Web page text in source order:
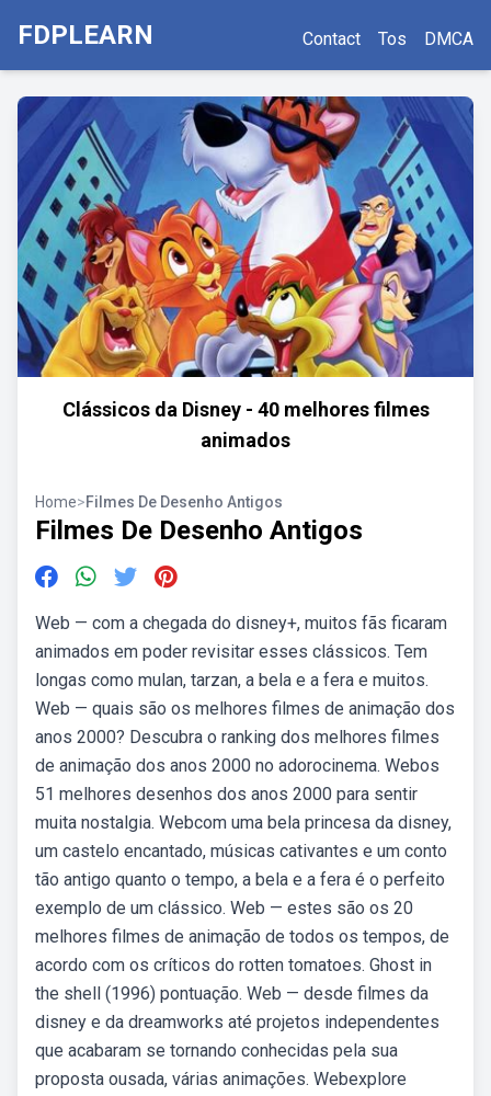
FDPLEARN Contact Tos DMCA
Clássicos da Disney - 40 melhores filmes
animados
Home>Filmes De Desenho Antigos
Filmes De Desenho Antigos
Web — com a chegada do disney+, muitos fãs ficaram
animados em poder revisitar esses clássicos. Tem
longas como mulan, tarzan, a bela e a fera e muitos.
Web — quais são os melhores filmes de animação dos
anos 2000? Descubra o ranking dos melhores filmes
de animação dos anos 2000 no adorocinema. Webos
51 melhores desenhos dos anos 2000 para sentir
muita nostalgia. Webcom uma bela princesa da disney,
um castelo encantado, músicas cativantes e um conto
tão antigo quanto o tempo, a bela e a fera é o perfeito
exemplo de um clássico. Web — estes são os 20
melhores filmes de animação de todos os tempos, de
acordo com os críticos do rotten tomatoes. Ghost in
the shell (1996) pontuação. Web — desde filmes da
disney e da dreamworks até projetos independentes
que acabaram se tornando conhecidas pela sua
proposta ousada, várias animações. Webexplore